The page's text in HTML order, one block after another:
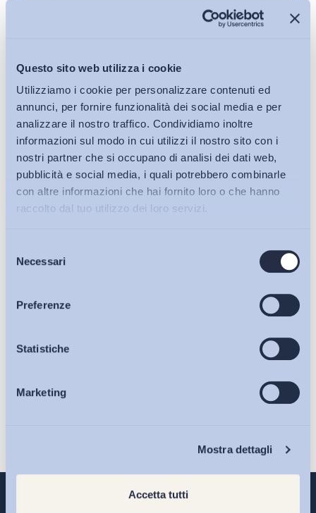
Questo sito web utilizza i cookie
Utilizziamo i cookie per personalizzare contenuti ed
annunci, per fornire funzionalità dei social media e per
analizzare il nostro traffico. Condividiamo inoltre
informazioni sul modo in cui utilizzi il nostro sito con i
nostri partner che si occupano di analisi dei dati web,
pubblicità e social media, i quali potrebbero combinarle
con altre informazioni che hai fornito loro o che hanno
raccolto dal tuo utilizzo dei loro servizi.
delNecessari
Preferenze
Statistiche
Marketing
Mostra dettagli
Accetta tutti
Bollettini ADAPT
Articoli
Osservatori
Eventi
sulla pagina della